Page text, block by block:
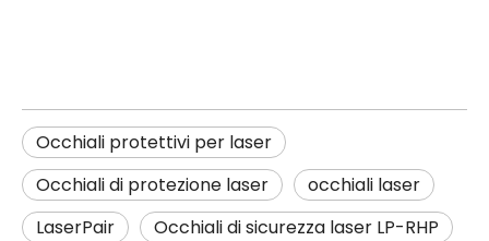
Occhiali protettivi per laser
Occhiali di protezione laser
occhiali laser
LaserPair
Occhiali di sicurezza laser LP-RHP